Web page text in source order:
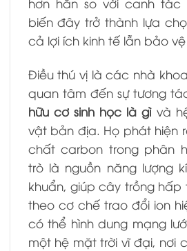
hơn hẳn so với canh tác
biến đây trở thành lựa
cả lợi ích kinh tế lẫn bảo
Điều thú vị là các nhà
quan tâm đến sự tương
hữu cơ sinh học là gìvà
vật bản địa. Họ phát hiện
chất carbon trong phân
trò là nguồn năng lượng
khuẩn, giúp cây trồng
theo cơ chế trao đổi ion
có thể hình dung mạng
một hệ mặt trời vĩ đại, nơi